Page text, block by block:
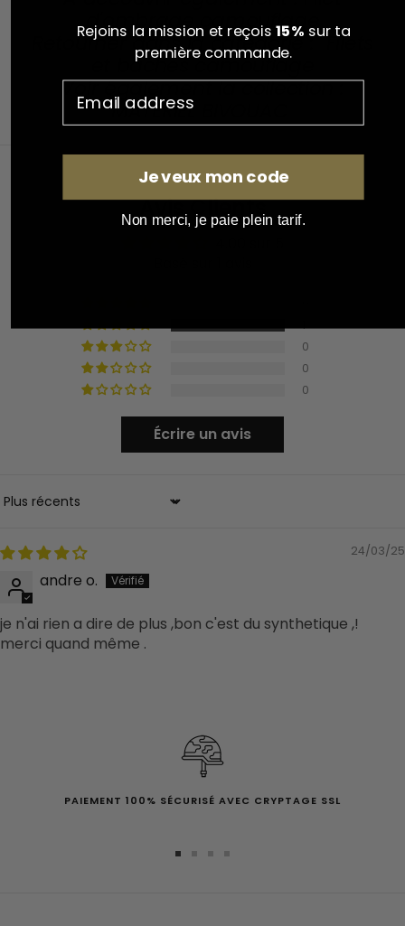
d'ombrage camouflage
Retourner dans la catégorie :Filets
et bâches camouflage
Voir également la collection :
MATÉRIEL BIVOUAC
Avis Clients
1
0
0
0
Écrire un avis
Sort by
24/03/25
andre o.
je n'ai rien a dire de plus ,bon c'est du synthetique ,!
merci quand même .
PAIEMENT 100% SÉCURISÉ AVEC CRYPTAGE SSL
Rejoins la mission et reçois 15% sur ta
première commande.
Je veux mon code
Non merci, je paie plein tarif.